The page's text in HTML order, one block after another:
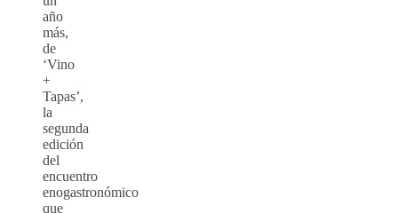
año
más,
de
‘Vino
+
Tapas’,
la
segunda
edición
del
encuentro
enogastronómico
que